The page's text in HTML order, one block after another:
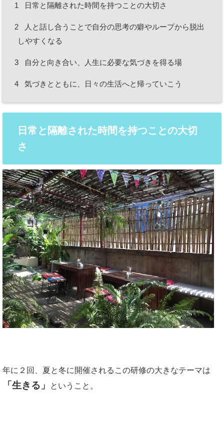
1 日常と隔離された時間を持つことの大切さ
2
人と話し合うことで自分の思考の癖やループから脱出
しやすくなる
3 自分と向き合い、人生に必要な気づきを得る場
4 気づきとともに、日々の生活へと帰っていこう
日常と隔離された時間を持つことの大切
さ
年に２回、夏と冬に開催されるこの研修の大きなテーマは
「生きる」 ということ。